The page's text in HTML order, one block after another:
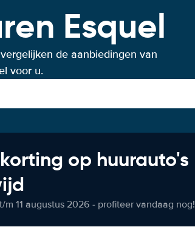
Esquel
de aanbiedingen van
voor u.
op huurauto's
11 augustus 2026 - profiteer vandaag nog!